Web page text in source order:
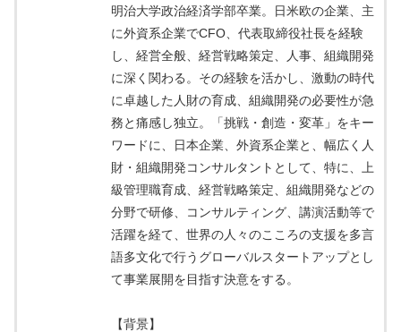
明治大学政治経済学部卒業。日米欧の企業、主
に外資系企業でCFO、代表取締役社長を経験
し、経営全般、経営戦略策定、人事、組織開発
に深く関わる。その経験を活かし、激動の時代
に卓越した人財の育成、組織開発の必要性が急
務と痛感し独立。「挑戦・創造・変革」をキー
ワードに、日本企業、外資系企業と、幅広く人
財・組織開発コンサルタントとして、特に、上
級管理職育成、経営戦略策定、組織開発などの
分野で研修、コンサルティング、講演活動等で
活躍を経て、世界の人々のこころの支援を多言
語多文化で行うグローバルスタートアップとし
て事業展開を目指す決意をする。
【背景】